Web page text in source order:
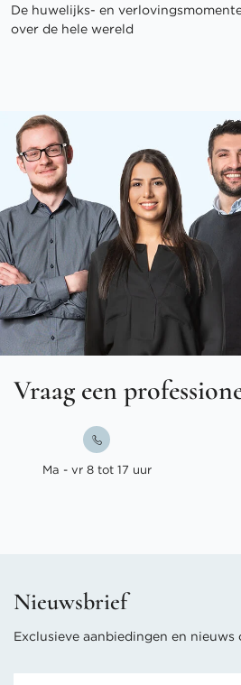
De huwelijks- en
over de hele wereld
Vraag een
Ma - vr 8 tot 17 uur
Nieuwsbrief
Exclusieve aanbiedingen en nieuws